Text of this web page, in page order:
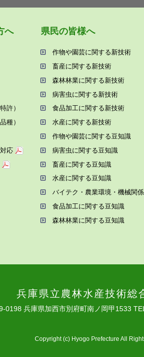
へ
許）
種）
応
県⺠の皆様へ
作物や園芸に関する新技術
畜産に関する新技術
森林林業に関する新技術
病害⾍に関する新技術
⾷品加⼯に関する新技術
⽔産に関する新技術
作物や園芸に関する⾖知識
病害⾍に関する⾖知識
畜産に関する⾖知識
⽔産に関する⾖知識
バイテク・農業環境・機械関
⾷品加⼯に関する⾖知識
森林林業に関する⾖知識
兵庫県⽴農林⽔産技術総
0198 兵庫県加⻄市別府町南ノ岡甲1533
Copyright (c) Hyogo Prefecture All